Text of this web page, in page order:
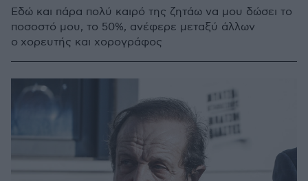
Εδώ και πάρα πολύ καιρό της ζητάω να μου δώσει το
ποσοστό μου, το 50%, ανέφερε μεταξύ άλλων
ο χορευτής και χορογράφος